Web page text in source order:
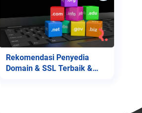
Rekomendasi Penyedia
Domain & SSL Terbaik &